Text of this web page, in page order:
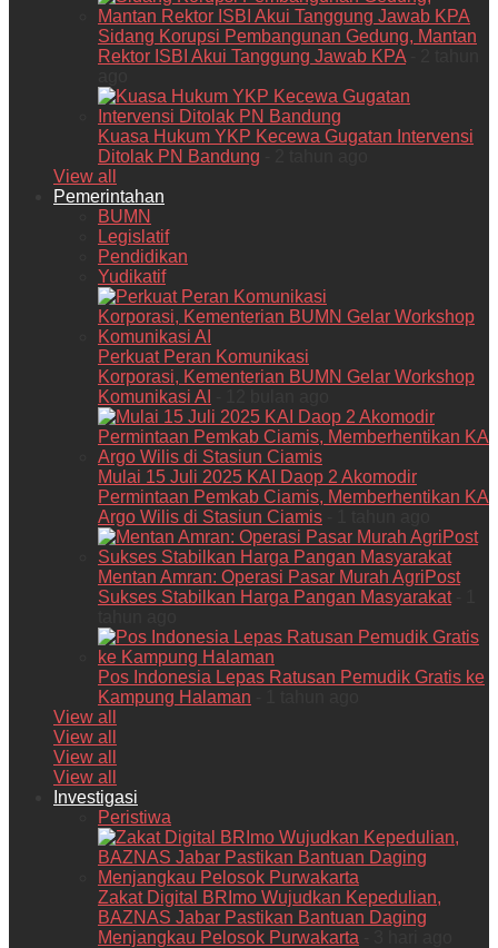
Sidang Korupsi Pembangunan Gedung, Mantan
Rektor ISBI Akui Tanggung Jawab KPA
Kuasa Hukum YKP Kecewa Gugatan Intervensi
Ditolak PN Bandung
View all
Pemerintahan
BUMN
Legislatif
Pendidikan
Yudikatif
Perkuat Peran Komunikasi
Korporasi, Kementerian BUMN Gelar Workshop
Komunikasi AI
Mulai 15 Juli 2025 KAI Daop 2 Akomodir
Permintaan Pemkab Ciamis, Memberhentikan KA
Argo Wilis di Stasiun Ciamis
Mentan Amran: Operasi Pasar Murah AgriPost
Sukses Stabilkan Harga Pangan Masyarakat- 1
Pos Indonesia Lepas Ratusan Pemudik Gratis ke
Kampung Halaman
View all
View all
View all
View all
Investigasi
Peristiwa
Zakat Digital BRImo Wujudkan Kepedulian,
BAZNAS Jabar Pastikan Bantuan Daging
Menjangkau Pelosok Purwakarta